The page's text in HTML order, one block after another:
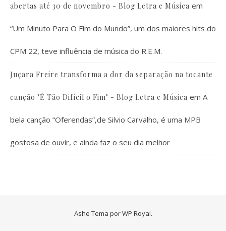
abertas até 30 de novembro - Blog Letra e Música em
“Um Minuto Para O Fim do Mundo”, um dos maiores hits do
CPM 22, teve influência de música do R.E.M.
Juçara Freire transforma a dor da separação na tocante
canção "É Tão Difícil o Fim" - Blog Letra e Música em A
bela canção “Oferendas”,de Silvio Carvalho, é uma MPB
gostosa de ouvir, e ainda faz o seu dia melhor
Ashe Tema porWP Royal.